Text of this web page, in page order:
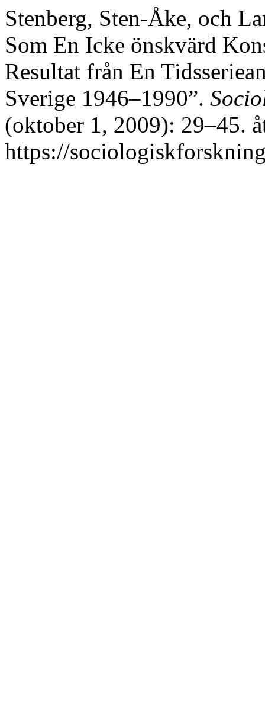
Stenberg, Sten-Åke, och
Som En Icke önskvärd
Resultat från En
Sverige 1946–1990”.
(oktober 1, 2009): 29–45.
https://